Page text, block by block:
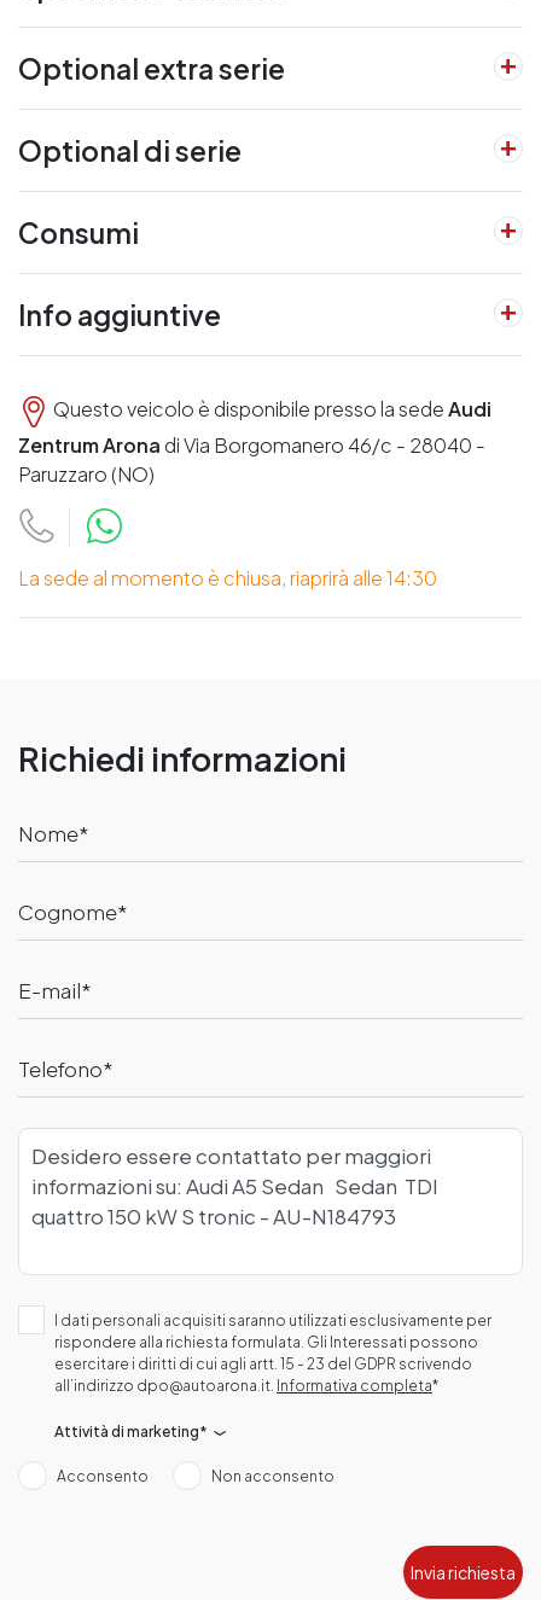
Optional extra serie
Optional di serie
Consumi
Info aggiuntive
Questo veicolo è disponibile presso la sedeAudi
Zentrum Arona di Via Borgomanero 46/c - 28040 -
Paruzzaro (NO)
La sede al momento è chiusa, riaprirà alle 14:30
Richiedi informazioni
Nome
Cognome
E-mail
Telefono
I dati personali acquisiti saranno utilizzati esclusivamente per
rispondere alla richiesta formulata. Gli Interessati possono
esercitare i diritti di cui agli artt. 15 - 23 del GDPR scrivendo
all’indirizzo dpo@autoarona.it. Informativa completa*
Attività di marketing*
Acconsento Non acconsento
Invia richiesta